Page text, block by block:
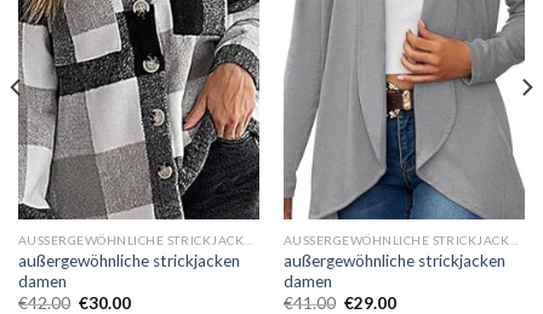
außergewöhnliche strickjacken
damen
€42.00 €30.00
außergewöhnliche strickjacken
damen
€41.00 €29.00